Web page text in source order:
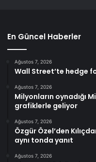
En Güncel Haberler
Ağustos 7, 2026
Wall Street’te hedge
Ağustos 7, 2026
Milyonların oynadığı
grafiklerle geliyor
Ağustos 7, 2026
Özgür Özel’den
aynı tonda yanıt
Ağustos 7, 2026